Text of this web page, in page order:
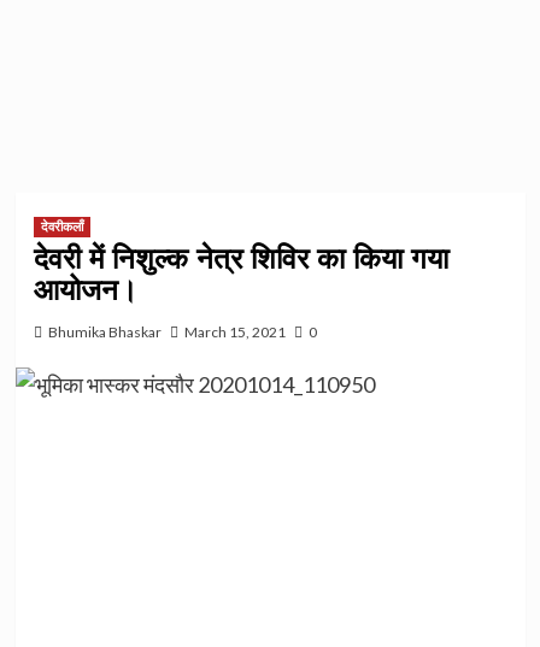
देवरीकलाँ
देवरी में निशुल्क नेत्र शिविर का किया गया
आयोजन।
Bhumika Bhaskar March 15, 2021 0